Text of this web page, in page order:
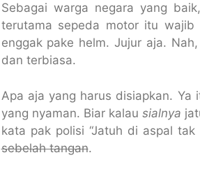
Sebagai warga negara yang
terutama sepeda motor itu wajib
enggak pake helm. Jujur aja.
dan terbiasa.
Apa aja yang harus disiapkan.
yang nyaman. Biar kalausialnya
kata pak polisi “Jatuh di aspal
sebelah tangan.